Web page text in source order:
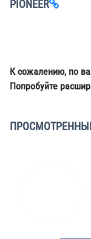
PIONEER
К сожалению, по
Попробуйте